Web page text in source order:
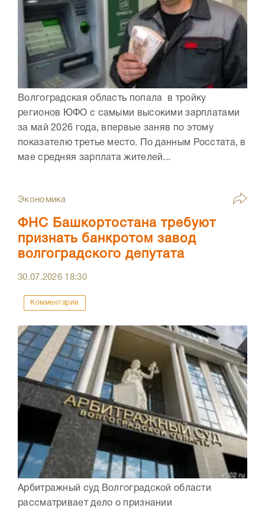
Волгоградская область попала в тройку
регионов ЮФО с самыми высокими зарплатами
за май 2026 года, впервые заняв по этому
показателю третье место. По данным Росстата, в
мае средняя зарплата жителей...
Экономика
ФНС Башкортостана требуют
признать банкротом завод
волгоградского депутата
30.07.2026 18:30
Комментарии
Арбитражный суд Волгоградской области
рассматривает дело о признании